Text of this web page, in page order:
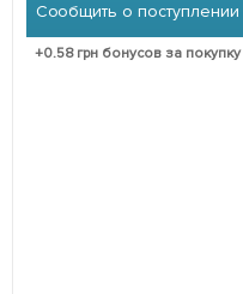
Сообщить о поступлении
+0.58грн бонусов за покупку